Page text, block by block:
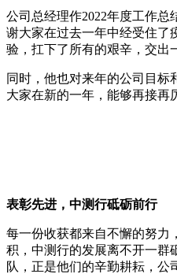
公司总经理作2022年度工作总
谢大家在过去一年中经受住了
验，扛下了所有的艰辛，交出
同时，他也对来年的公司目标
大家在新的一年，能够再接再
表彰先进，中测行砥砺前行
每一份收获都来自不懈的努力
积，中测行的发展离不开一群
队，正是他们的辛勤耕耘，公